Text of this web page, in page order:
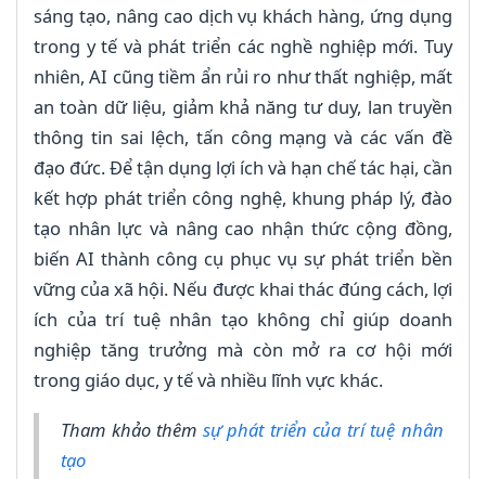
sáng tạo, nâng cao dịch vụ khách hàng, ứng dụng
trong y tế và phát triển các nghề nghiệp mới. Tuy
nhiên, AI cũng tiềm ẩn rủi ro như thất nghiệp, mất
an toàn dữ liệu, giảm khả năng tư duy, lan truyền
thông tin sai lệch, tấn công mạng và các vấn đề
đạo đức. Để tận dụng lợi ích và hạn chế tác hại, cần
kết hợp phát triển công nghệ, khung pháp lý, đào
tạo nhân lực và nâng cao nhận thức cộng đồng,
biến AI thành công cụ phục vụ sự phát triển bền
vững của xã hội. Nếu được khai thác đúng cách, lợi
ích của trí tuệ nhân tạo không chỉ giúp doanh
nghiệp tăng trưởng mà còn mở ra cơ hội mới
trong giáo dục, y tế và nhiều lĩnh vực khác.
Tham khảo thêm sự phát triển của trí tuệ nhân
tạo